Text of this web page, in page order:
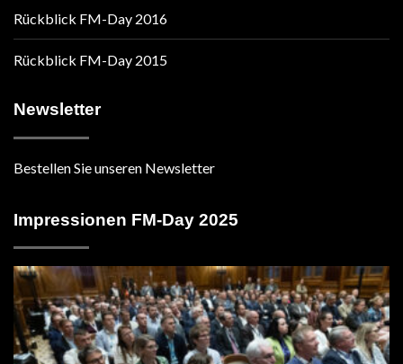
Rückblick FM-Day 2016
Rückblick FM-Day 2015
Newsletter
Bestellen Sie unseren Newsletter
Impressionen FM-Day 2025